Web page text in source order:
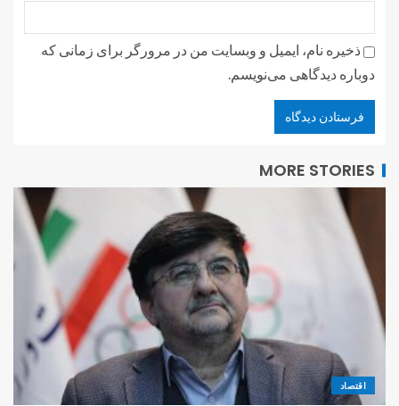
ذخیره نام، ایمیل و وبسایت من در مرورگر برای زمانی که
دوباره دیدگاهی می‌نویسم.
MORE STORIES
اقتصاد